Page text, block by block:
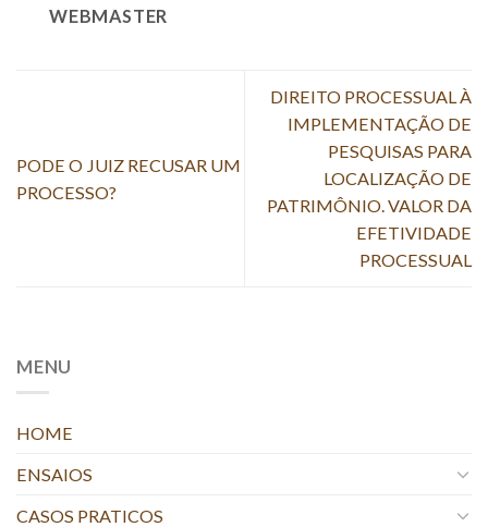
WEBMASTER
PODE O JUIZ RECUSAR UM
PROCESSO?
DIREITO PROCESSUAL À
IMPLEMENTAÇÃO DE
PESQUISAS PARA
LOCALIZAÇÃO DE
PATRIMÔNIO. VALOR DA
EFETIVIDADE
PROCESSUAL
MENU
HOME
ENSAIOS
CASOS PRATICOS